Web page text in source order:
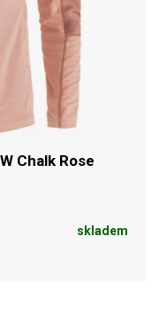
Chalk Rose
skladem